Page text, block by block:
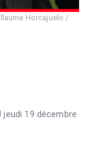
Horcajuelo /
jeudi 19 décembre